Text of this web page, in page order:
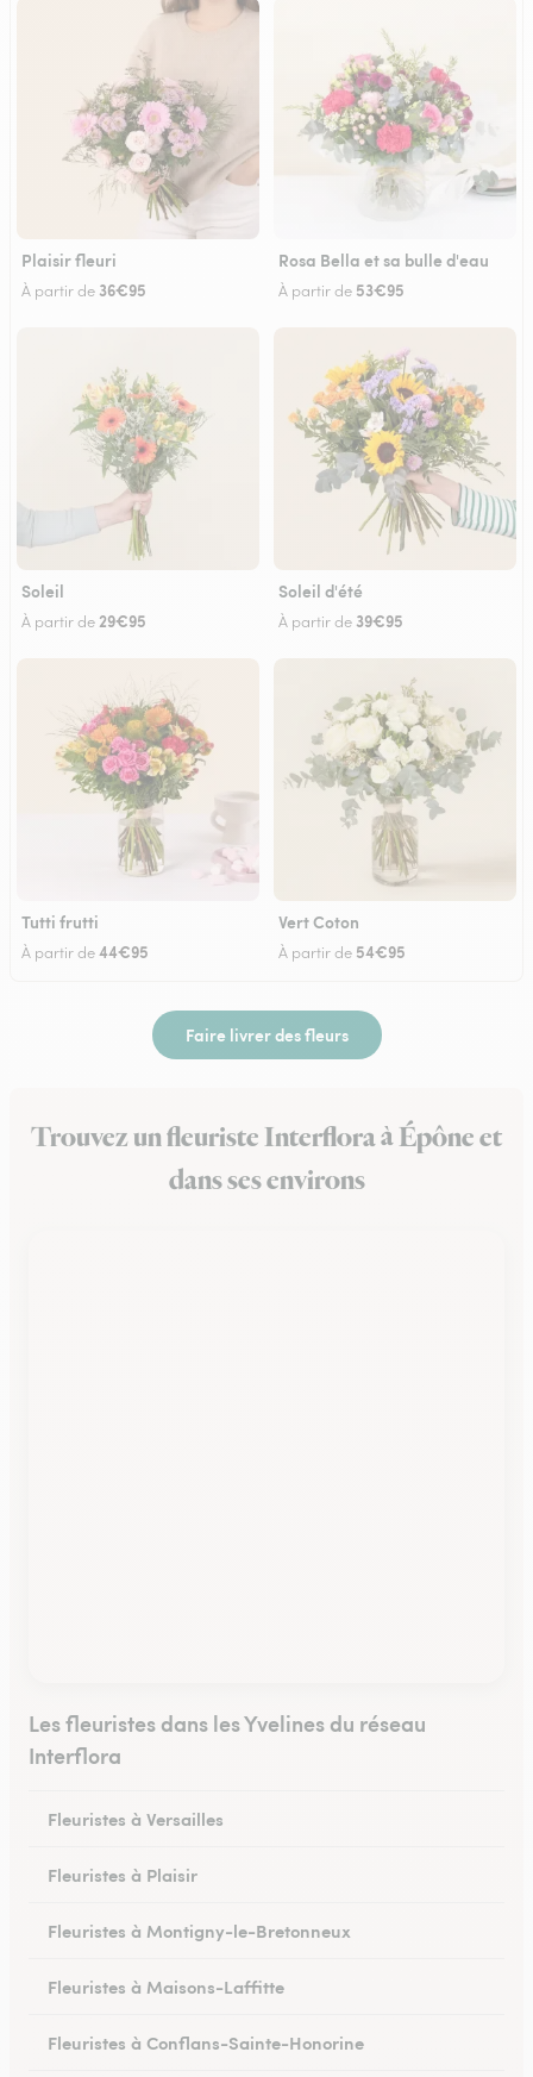
Plaisir fleuri
À partir de 36€95
Rosa Bella et sa bulle d'eau
À partir de 53€95
Soleil
À partir de29€95
Soleil d'été
À partir de 39€95
Tutti frutti
À partir de44€95
Vert Coton
À partir de 54€95
Faire livrer des fleurs
Trouvez un fleuriste Interflora à Épône et
dans ses environs
Les fleuristes dans les Yvelines du réseau
Interflora
Fleuristes à Versailles
Fleuristes à Plaisir
Fleuristes à Montigny-le-Bretonneux
Fleuristes à Maisons-Laffitte
Fleuristes à Conflans-Sainte-Honorine